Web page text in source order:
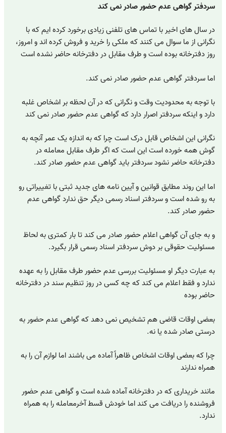
سردفتر گواهی عدم حضور صادر نمی کند
در سال های اخیر با تماس های تلفنی زیادی برخورد کرده ایم که با
نگرانی از ما سوال می کنند که ملکی را خرید و فروش کرده اند و امروز،
روز دفترخانه بوده است و طرف مقابل در دفترخانه حاضر نشده است
اما سردفتر گواهی عدم حضور صادر نمی کند.
با توجه به محدودیت وقت و نگرانی که در آن لحظه بر اشخاص غلبه
دارد و اینکه سردفتر اصرار دارد که گواهی عدم حضور صادر نمی کند
نگرانی این اشخاص قابل درک است چرا که به اندازه یک عمر آنچه به
گوش همه خورده است این است که اگر طرف مقابل معامله در
دفترخانه حاضر نشود سردفتر باید گواهی عدم حضور صادر کند.
اما این روند مطابق قوانین و آیین نامه های جدید ثبتی با تغییراتی رو
به رو شده است و سردفتر اسناد رسمی دیگر حق ندارد گواهی عدم
حضور صادر کند.
و به جای آن گواهی اعلام حضور صادر می کند تا بار کمتری به لحاظ
مسئولیت حقوقی بر دوش سردفتر اسناد رسمی قرار بگیرد.
به عبارت دیگر او مسئولیت بررسی عدم حضور طرف مقابل را به عهده
ندارد و فقط اعلام می کند که چه کسی در روز تنظیم سند در دفترخانه
حاضر بوده
بعضی اوقات قاضی هم تشخیص نمی دهد که گواهی عدم حضور به
درستی صادر شده یا نه.
چرا که بعضی اوقات اشخاص ظاهراً آماده می باشند اما لوازم آن را به
همراه ندارند
مانند خریداری که در دفترخانه آماده شده است و گواهی عدم حضور
فروشنده را دریافت می کند اما خودش قسط آخرمعامله را به همراه
ندارد.